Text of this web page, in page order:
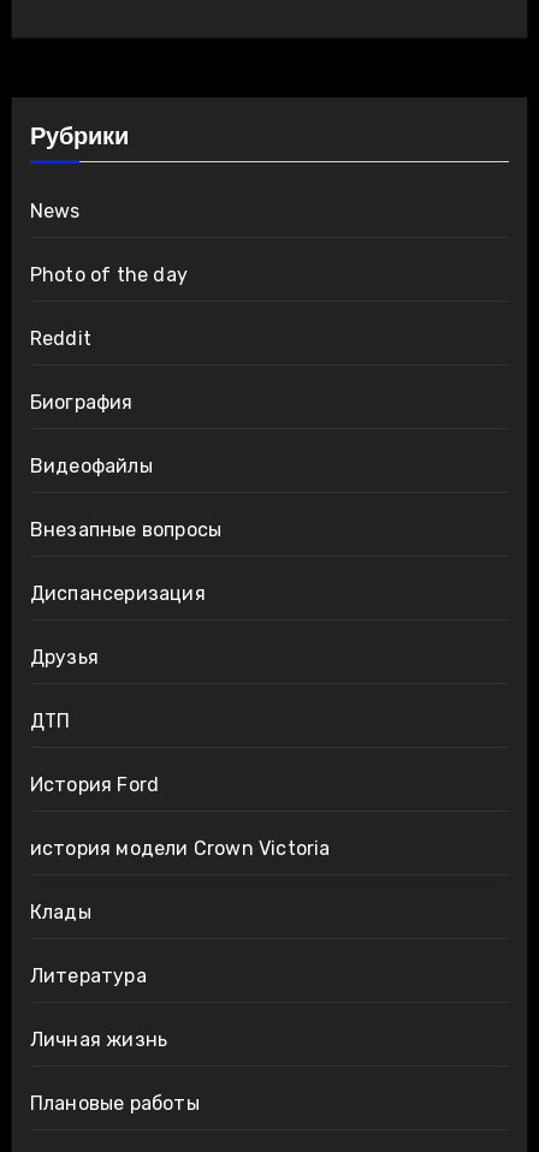
Рубрики
News
Photo of the day
Reddit
Биография
Видеофайлы
Внезапные вопросы
Диспансеризация
Друзья
ДТП
История Ford
история модели Crown Victoria
Клады
Литература
Личная жизнь
Плановые работы